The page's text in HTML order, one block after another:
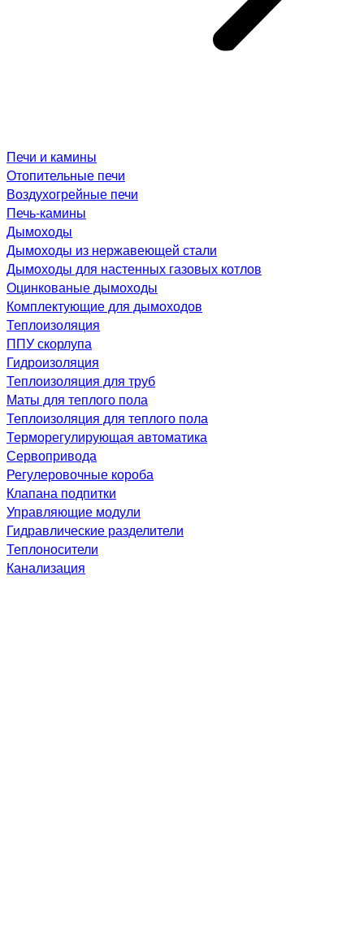
Печи и камины
Отопительные печи
Воздухогрейные печи
Печь-камины
Дымоходы
Дымоходы из нержавеющей стали
Дымоходы для настенных газовых котлов
Оцинкованые дымоходы
Комплектующие для дымоходов
Теплоизоляция
ППУ скорлупа
Гидроизоляция
Теплоизоляция для труб
Маты для теплого пола
Теплоизоляция для теплого пола
Терморегулирующая автоматика
Сервопривода
Регулеровочные короба
Клапана подпитки
Управляющие модули
Гидравлические разделители
Теплоносители
Канализация